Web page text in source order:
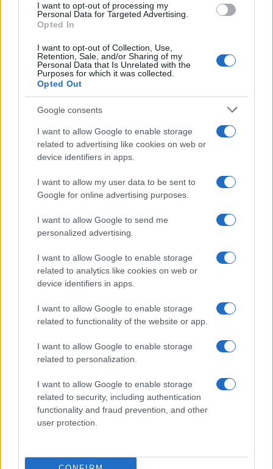
consent section.
I want to opt-out of processing my
Personal Data for Targeted Advertising.
Opted In
I want to opt-out of Collection, Use,
Retention, Sale, and/or Sharing of my
Personal Data that Is Unrelated with the
Purposes for which it was collected.
Opted Out
Google consents
I want to allow Google to enable storage
related to advertising like cookies on web or
device identifiers in apps.
I want to allow my user data to be sent to
Google for online advertising purposes.
I want to allow Google to send me
personalized advertising.
I want to allow Google to enable storage
related to analytics like cookies on web or
device identifiers in apps.
I want to allow Google to enable storage
related to functionality of the website or app.
I want to allow Google to enable storage
related to personalization.
I want to allow Google to enable storage
related to security, including authentication
functionality and fraud prevention, and other
user protection.